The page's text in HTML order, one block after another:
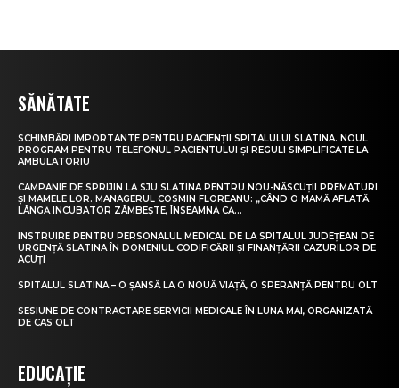
SĂNĂTATE
SCHIMBĂRI IMPORTANTE PENTRU PACIENȚII SPITALULUI SLATINA. NOUL
PROGRAM PENTRU TELEFONUL PACIENTULUI ȘI REGULI SIMPLIFICATE LA
AMBULATORIU
CAMPANIE DE SPRIJIN LA SJU SLATINA PENTRU NOU-NĂSCUȚII PREMATURI
ȘI MAMELE LOR. MANAGERUL COSMIN FLOREANU: „CÂND O MAMĂ AFLATĂ
LÂNGĂ INCUBATOR ZÂMBEȘTE, ÎNSEAMNĂ CĂ...
INSTRUIRE PENTRU PERSONALUL MEDICAL DE LA SPITALUL JUDEȚEAN DE
URGENȚĂ SLATINA ÎN DOMENIUL CODIFICĂRII ȘI FINANȚĂRII CAZURILOR DE
ACUȚI
SPITALUL SLATINA – O ȘANSĂ LA O NOUĂ VIAȚĂ, O SPERANȚĂ PENTRU OLT
SESIUNE DE CONTRACTARE SERVICII MEDICALE ÎN LUNA MAI, ORGANIZATĂ
DE CAS OLT
EDUCAȚIE